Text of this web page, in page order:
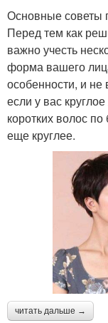
Основные советы
Перед тем как
важно учесть
форма вашего
особенности, и
если у вас
коротких волос
еще круглее.
читать дальше →